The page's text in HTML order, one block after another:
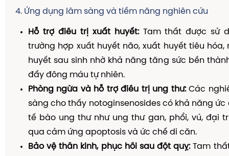
4. Ứng dụng lâm sàng và tiềm năng nghiên cứu
Hỗ trợ điều trị xuất huyết:Tam thất được sử
trường hợp xuất huyết não, xuất huyết tiêu hóa,
huyết sau sinh nhờ khả năng tăng sức bền
đẩy đông máu tự nhiên.
Phòng ngừa và hỗ trợ điều trị ung thư:Các
sàng cho thấy notoginsenosides có khả năng ức
tế bào ung thư như ung thư gan, phổi, vú, đại
qua cảm ứng apoptosis và ức chế di căn.
Bảo vệ thần kinh, phục hồi sau đột quỵ:Tam